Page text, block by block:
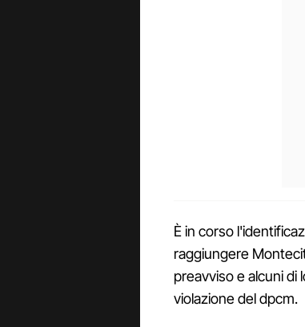
È in corso
raggiungere
preavviso e alcuni
violazione del dpcm.